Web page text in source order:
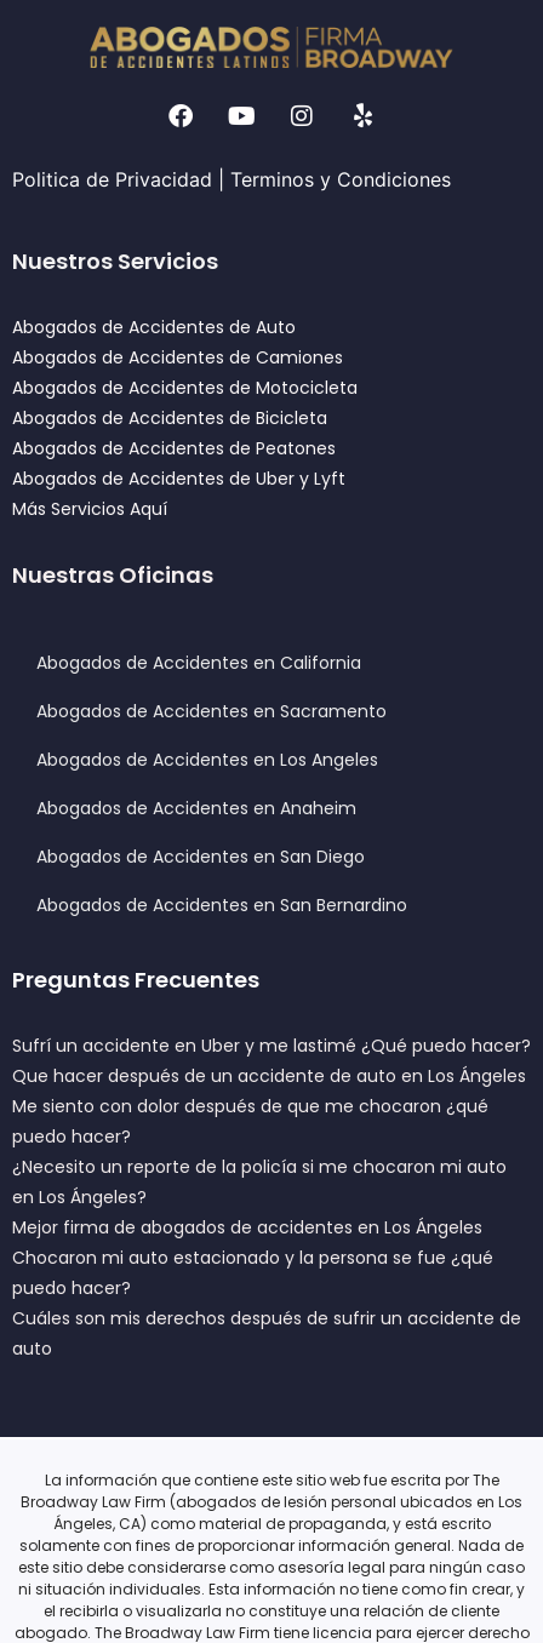
Politica de Privacidad Terminos y Condiciones
Nuestros Servicios
Abogados de Accidentes de Auto
Abogados de Accidentes de Camiones
Abogados de Accidentes de Motocicleta
Abogados de Accidentes de Bicicleta
Abogados de Accidentes de Peatones
Abogados de Accidentes de Uber y Lyft
Más Servicios Aquí
Nuestras Oficinas
Abogados de Accidentes en California
Abogados de Accidentes en Sacramento
Abogados de Accidentes en Los Angeles
Abogados de Accidentes en Anaheim
Abogados de Accidentes en San Diego
Abogados de Accidentes en San Bernardino
Preguntas Frecuentes
Sufrí un accidente en Uber y me lastimé ¿Qué puedo hacer?
Que hacer después de un accidente de auto en Los Ángeles
Me siento con dolor después de que me chocaron ¿qué
puedo hacer?
¿Necesito un reporte de la policía si me chocaron mi auto
en Los Ángeles?
Mejor firma de abogados de accidentes en Los Ángeles
Chocaron mi auto estacionado y la persona se fue ¿qué
puedo hacer?
Cuáles son mis derechos después de sufrir un accidente de
auto
La información que contiene este sitio web fue escrita por The
Broadway Law Firm (abogados de lesión personal ubicados en Los
Ángeles, CA) como material de propaganda, y está escrito
solamente con fines de proporcionar información general. Nada de
este sitio debe considerarse como asesoría legal para ningún caso
ni situación individuales. Esta información no tiene como fin crear, y
el recibirla o visualizarla no constituye una relación de cliente
abogado. The Broadway Law Firm tiene licencia para ejercer derecho